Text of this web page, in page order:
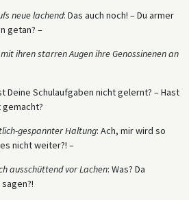
neue lachend: Das auch noch! – Du armer
getan? –
ihren starren Augen ihre Genossinenen an
Deine Schulaufgaben nicht gelernt? – Hast
gespannter Haltung: Ach, mir wird so
nicht weiter?! –
ausschüttend vor Lachen: Was? Da